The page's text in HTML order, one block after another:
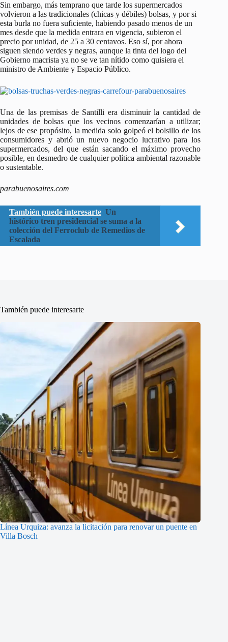
Sin embargo, más temprano que tarde los supermercados
volvieron a las tradicionales (chicas y débiles) bolsas, y por si
esta burla no fuera suficiente, habiendo pasado menos de un
mes desde que la medida entrara en vigencia, subieron el
precio por unidad, de 25 a 30 centavos. Eso sí, por ahora
siguen siendo verdes y negras, aunque la tinta del logo del
Gobierno macrista ya no se ve tan nítido como quisiera el
ministro de Ambiente y Espacio Público.
Una de las premisas de Santilli era disminuir la cantidad de
unidades de bolsas que los vecinos comenzarían a utilizar;
lejos de ese propósito, la medida solo golpeó el bolsillo de los
consumidores y abrió un nuevo negocio lucrativo para los
supermercados, del que están sacando el máximo provecho
posible, en desmedro de cualquier política ambiental razonable
o sustentable.
parabuenosaires.com
También puede interesarte Un
histórico tren presidencial se suma a la
colección del Ferroclub de Remedios de
Escalada
También puede interesarte
Línea Urquiza: avanza la licitación para renovar un puente en
Villa Bosch